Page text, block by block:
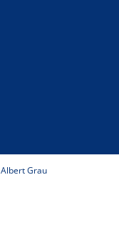
Albert Grau